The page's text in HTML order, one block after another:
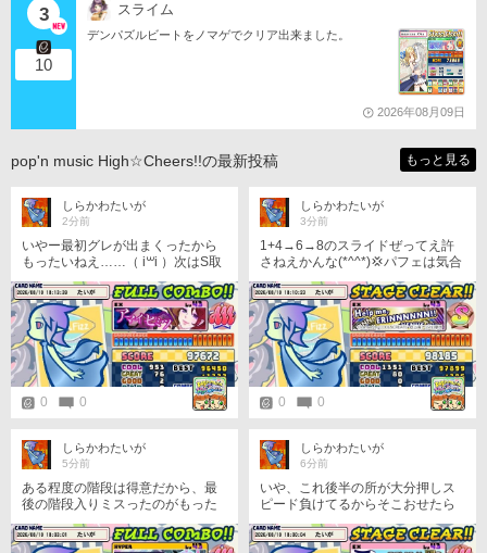
3
10
スライム
デンパズルビートをノマゲでクリア出来ました。
2026年08月09日
pop'n music High☆Cheers!!の最新投稿 もっと見る
しらかわたいが
2分前
いやー最初グレが出まくったから
もったいねえ……（ i꒳​i ）次はS取
るぞ ナイス(*ˊᗜˋ*)⸝更新
0 0
しらかわたいが
3分前
1+4→6→8のスライドぜってえ許
さねえかんな(*^^*)💢パフェは気合
い入れないたノーツ多いから難し
いな ナイス(*ˊᗜˋ*)⸝S
0 0
しらかわたいが
5分前
ある程度の階段は得意だから、最
後の階段入りミスったのがもった
•̀_•́)ง ナイス(*ˊᗜˋ*)⸝更新
しらかわたいが
6分前
いや、これ後半の所が大分押しス
ピード負けてるからそこおせたら
あげねば 次はS取るぞε-(`･ω･´)ﾌﾝｯ